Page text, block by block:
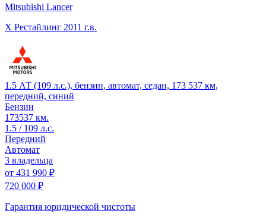
Mitsubishi Lancer
X Рестайлинг 2011 г.в.
1.5 АТ (109 л.с.), бензин, автомат, седан, 173 537 км,
передний, синий
Бензин
173537 км.
1.5 / 109 л.с.
Передний
Автомат
3 владельца
от 431 990 ₽
720 000 ₽
Гарантия юридической чистоты